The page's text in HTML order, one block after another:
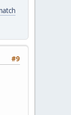
#9